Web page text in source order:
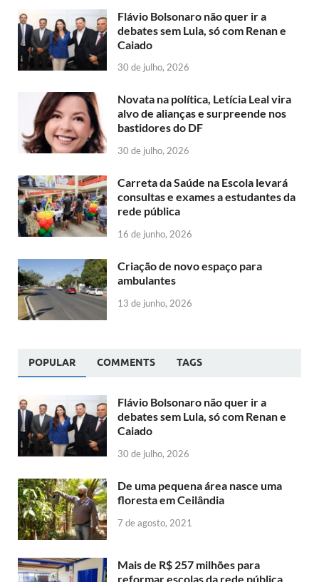
Flávio Bolsonaro não quer ir a
debates sem Lula, só com Renan e
Caiado
30 de julho, 2026
Novata na política, Letícia Leal vira
alvo de alianças e surpreende nos
bastidores do DF
30 de julho, 2026
Carreta da Saúde na Escola levará
consultas e exames a estudantes da
rede pública
16 de junho, 2026
Criação de novo espaço para
ambulantes
13 de junho, 2026
POPULAR COMMENTS TAGS
Flávio Bolsonaro não quer ir a
debates sem Lula, só com Renan e
Caiado
30 de julho, 2026
De uma pequena área nasce uma
floresta em Ceilândia
7 de agosto, 2021
Mais de R$ 257 milhões para
reformar escolas da rede pública